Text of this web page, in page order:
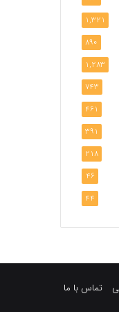
1,321
890
1,283
743
461
391
218
46
44
تماس با ما